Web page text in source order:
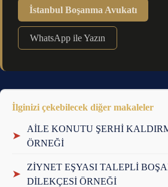
İstanbul Boşanma Avukatı
WhatsApp ile Yazın
İlginizi çekebilecek diğer makaleler
➤
AİLE KONUTU ŞERHİ
ÖRNEĞİ
➤
ZİYNET EŞYASI TALEPLİ
DİLEKÇESİ ÖRNEĞİ